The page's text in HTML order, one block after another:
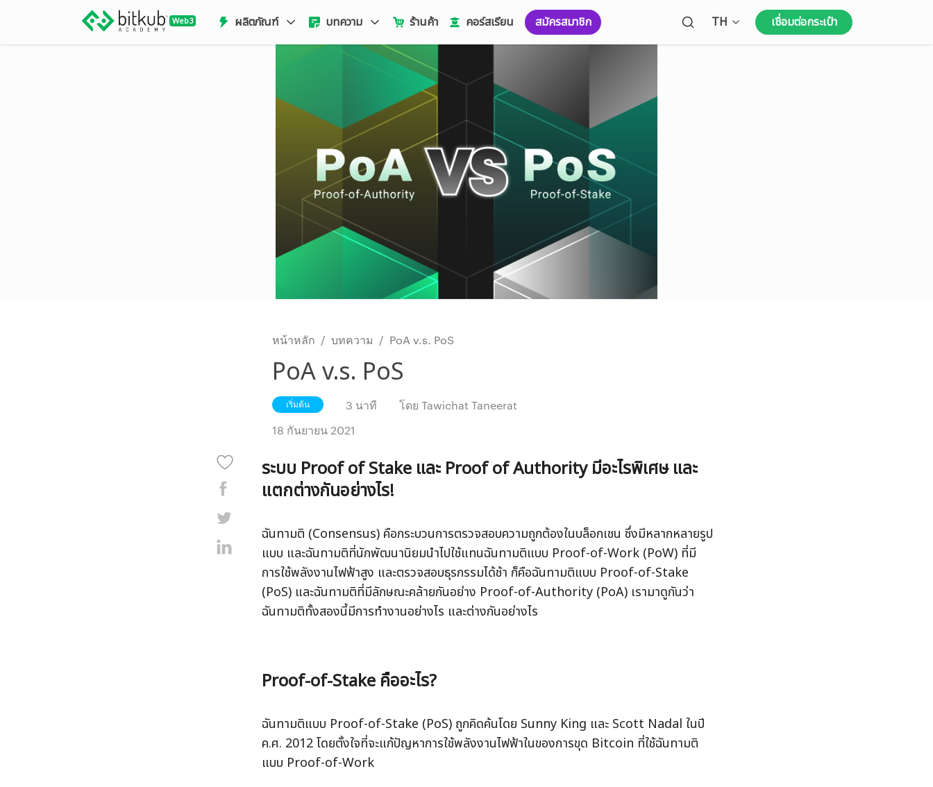
ผลิตภัณฑ์ บทความ ร้านค้า คอร์สเรียน สมัครสมาชิก Open language menu
TH เชื่อมต่อกระเป๋า
หน้าหลัก / บทความ / PoA v.s. PoS
PoA v.s. PoS
เริ่มต้น 3 นาที โดย Tawichat Taneerat
18 กันยายน 2021
ระบบ Proof of Stake และ Proof of Authority มีอะไรพิเศษ และ
แตกต่างกันอย่างไร!
ฉันทามติ (Consensus) คือกระบวนการตรวจสอบความถูกต้องในบล็อกเชน ซึ่งมีหลากหลายรูป
แบบ และฉันทามติที่นักพัฒนานิยมนำไปใช้แทนฉันทามติแบบ Proof-of-Work (PoW) ที่มี
การใช้พลังงานไฟฟ้าสูง และตรวจสอบธุรกรรมได้ช้า ก็คือฉันทามติแบบ Proof-of-Stake
(PoS) และฉันทามติที่มีลักษณะคล้ายกันอย่าง Proof-of-Authority (PoA) เรามาดูกันว่า
ฉันทามติทั้งสองนี้มีการทำงานอย่างไร และต่างกันอย่างไร
Proof-of-Stake คืออะไร?
ฉันทามติแบบ Proof-of-Stake (PoS) ถูกคิดค้นโดย Sunny King และ Scott Nadal ในปี
ค.ศ. 2012 โดยตั้งใจที่จะแก้ปัญหาการใช้พลังงานไฟฟ้าในของการขุด Bitcoin ที่ใช้ฉันทามติ
แบบ Proof-of-Work